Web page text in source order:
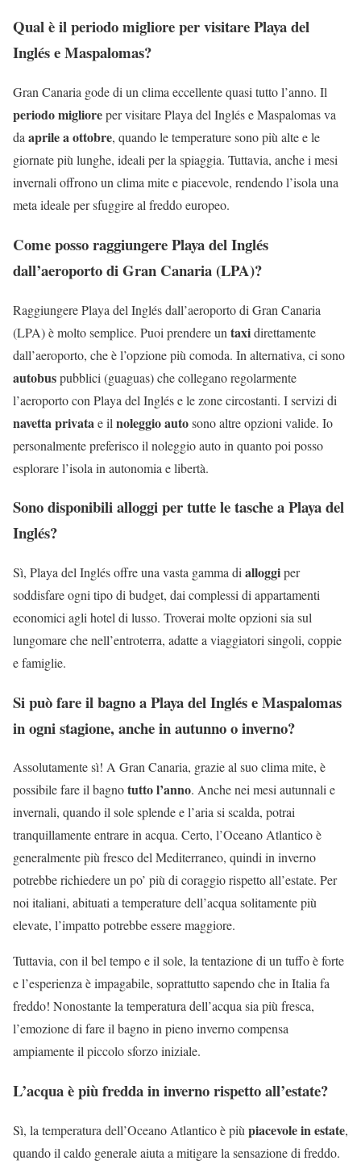
Qual è il periodo migliore per visitare Playa del
Inglés e Maspalomas?
Gran Canaria gode di un clima eccellente quasi tutto l’anno. Il
periodo miglioreper visitare Playa del Inglés e Maspalomas va
da aprile a ottobre, quando le temperature sono più alte e le
giornate più lunghe, ideali per la spiaggia. Tuttavia, anche i mesi
invernali offrono un clima mite e piacevole, rendendo l’isola una
meta ideale per sfuggire al freddo europeo.
Come posso raggiungere Playa del Inglés
dall’aeroporto di Gran Canaria (LPA)?
Raggiungere Playa del Inglés dall’aeroporto di Gran Canaria
(LPA) è molto semplice. Puoi prendere un taxidirettamente
dall’aeroporto, che è l’opzione più comoda. In alternativa, ci sono
autobuspubblici (guaguas) che collegano regolarmente
l’aeroporto con Playa del Inglés e le zone circostanti. I servizi di
navetta privata e il noleggio autosono altre opzioni valide. Io
personalmente preferisco il noleggio auto in quanto poi posso
esplorare l’isola in autonomia e libertà.
Sono disponibili alloggi per tutte le tasche a Playa del
Inglés?
Sì, Playa del Inglés offre una vasta gamma di alloggiper
soddisfare ogni tipo di budget, dai complessi di appartamenti
economici agli hotel di lusso. Troverai molte opzioni sia sul
lungomare che nell’entroterra, adatte a viaggiatori singoli, coppie
e famiglie.
Si può fare il bagno a Playa del Inglés e Maspalomas
in ogni stagione, anche in autunno o inverno?
Assolutamente sì! A Gran Canaria, grazie al suo clima mite, è
possibile fare il bagnotutto l’anno. Anche nei mesi autunnali e
invernali, quando il sole splende e l’aria si scalda, potrai
tranquillamente entrare in acqua. Certo, l’Oceano Atlantico è
generalmente più fresco del Mediterraneo, quindi in inverno
potrebbe richiedere un po’ più di coraggio rispetto all’estate. Per
noi italiani, abituati a temperature dell’acqua solitamente più
elevate, l’impatto potrebbe essere maggiore.
Tuttavia, con il bel tempo e il sole, la tentazione di un tuffo è forte
e l’esperienza è impagabile, soprattutto sapendo che in Italia fa
freddo! Nonostante la temperatura dell’acqua sia più fresca,
l’emozione di fare il bagno in pieno inverno compensa
ampiamente il piccolo sforzo iniziale.
L’acqua è più fredda in inverno rispetto all’estate?
Sì, la temperatura dell’Oceano Atlantico è più piacevole in estate,
quando il caldo generale aiuta a mitigare la sensazione di freddo.